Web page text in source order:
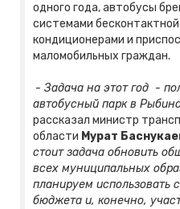
одного года, автобусы
системами
кондиционерами и
маломобильных граждан.
- Задача на этот год -
автобусный парк в
рассказал министр
области Мурат
стоит задача обновить
всех муниципальных
планируем использовать
бюджета и, конечно,